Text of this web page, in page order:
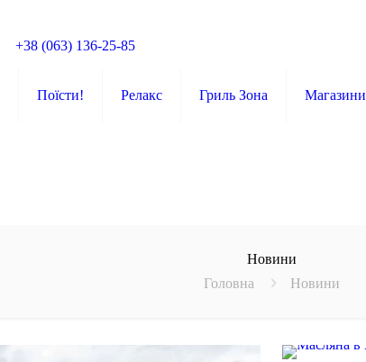
+38 (063) 136-25-85
Поїсти! Релакс Гриль Зона Магазини
Новини
Головна
Новини